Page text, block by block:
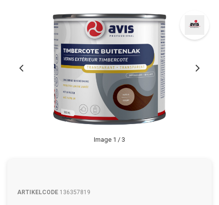
Image 1 / 3
ARTIKELCODE 136357819